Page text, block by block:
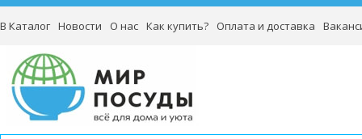
В Каталог Новости О нас Как купить? Оплата и доставка